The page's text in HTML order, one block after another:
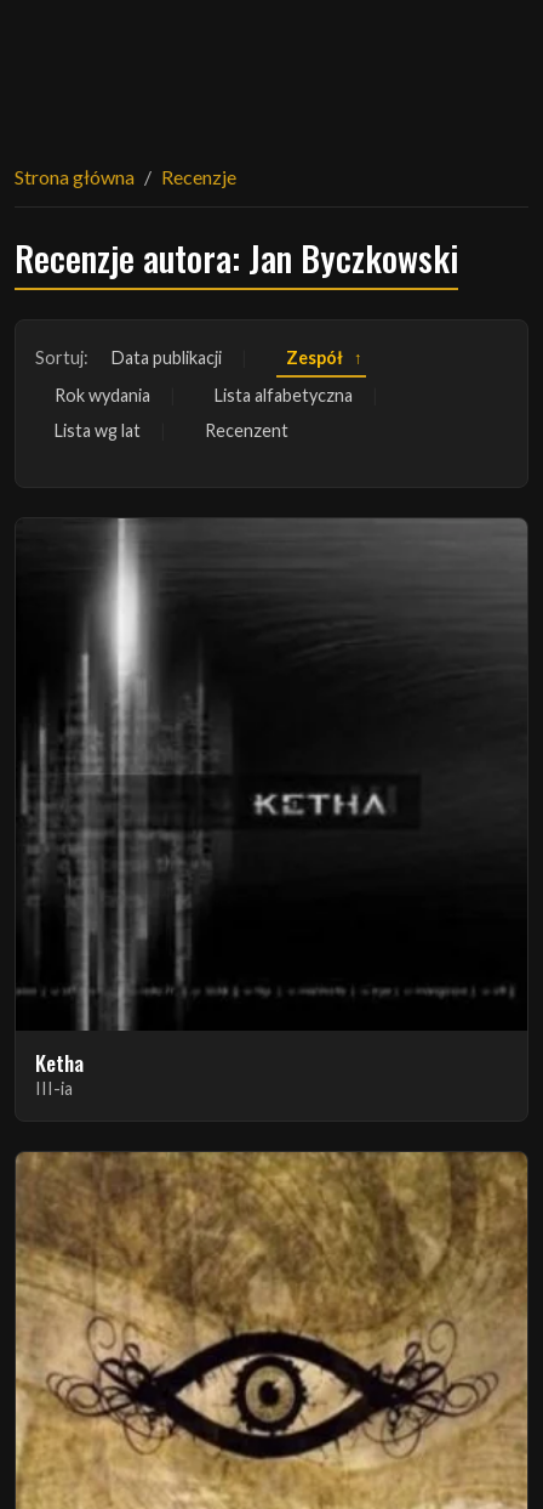
Strona główna Recenzje
Recenzje autora: Jan Byczkowski
Sortuj: Data publikacji
Zespół
Rok wydania
Lista alfabetyczna
Lista wg lat
Recenzent
Ketha
III-ia